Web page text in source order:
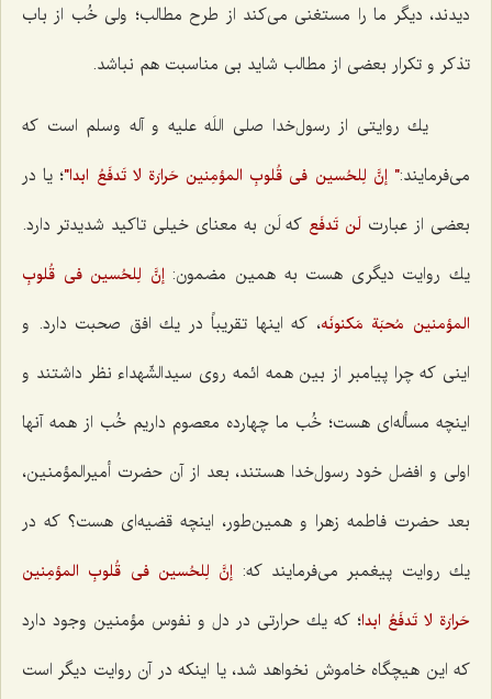
دیدند، دیگر ما را مستغنی می‌كند از طرح مطالب؛ ولی خُب از باب
تذكر و تكرار بعضی از مطالب شاید بی مناسبت هم نباشد.
یك روایتی از رسول‌خدا صلی اللَه علیه و آله وسلم است كه
می‌فرمایند:" إنَّ لِلحُسین فی قُلوبِ المؤمِنین حَرارَة لا تَدفَعُ ابدا"؛ یا در
بعضی از عبارت لَن تَدفَع كه لَن به معنای خیلی تاكید شدیدتر دارد.
یك روایت دیگری هست به همین مضمون:إنَّ لِلحُسین فی قُلوبِ
المؤمنین مُحبَة مَكنونَه، كه اینها تقریباً در یك افق صحبت دارد. و
اینی كه چرا پیامبر از بین همه ائمه روی سیدالشّهداء نظر داشتند و
اینچه مسأله‌ای هست؛ خُب ما چهارده معصوم داریم خُب از همه آنها
اولی و افضل خود رسول‌خدا هستند، بعد از آن حضرت أمیرالمؤمنین،
بعد حضرت فاطمه زهرا و همین‌طور، اینچه قضیه‌ای هست؟ كه در
یك روایت پیغمبر می‌فرمایند كه: إنَّ لِلحُسین فی قُلوبِ المؤمِنین
حَرارَة لا تَدفَعُ ابدا؛ كه یك حرارتی در دل و نفوس مؤمنین وجود دارد
كه این هیچگاه خاموش نخواهد شد، یا اینكه در آن روایت دیگر است